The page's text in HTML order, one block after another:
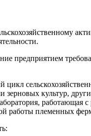
предприятием
цикл
культур,
работающая
работы племенных